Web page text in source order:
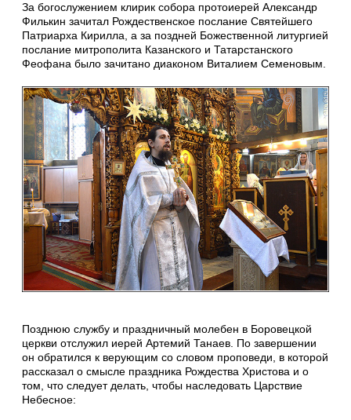
За богослужением клирик собора протоиерей Александр
Филькин зачитал Рождественское послание Святейшего
Патриарха Кирилла, а за поздней Божественной литургией
послание митрополита Казанского и Татарстанского
Феофана было зачитано диаконом Виталием Семеновым.
Позднюю службу и праздничный молебен в Боровецкой
церкви отслужил иерей Артемий Танаев. По завершении
он обратился к верующим со словом проповеди, в которой
рассказал о смысле праздника Рождества Христова и о
том, что следует делать, чтобы наследовать Царствие
Небесное: